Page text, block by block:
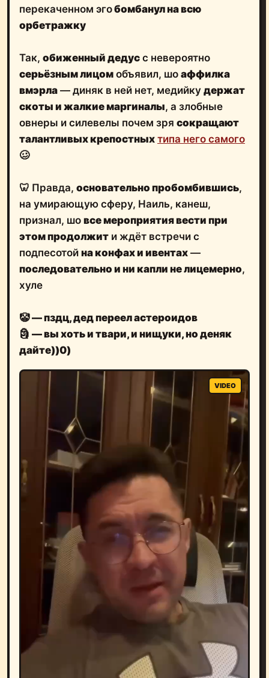
перекаченном эгобомбанул на всю
орбетражку
Так, обиженный дедус с невероятно
серьёзным лицом объявил, шо аффилка
вмэрла — диняк в ней нет, медийку держат
скоты и жалкие маргиналы, а злобные
овнеры и силевелы почем зря сокращают
талантливых крепостных типа него самого
🥴
🦷 Правда, основательно пробомбившись,
на умирающую сферу, Наиль, канеш,
признал, шо все мероприятия вести при
этом продолжит и ждёт встречи с
подпесотой на конфах и ивентах —
последовательно и ни капли не лицемерно,
хуле
🤡— пздц, дед переел астероидов
🗿 — вы хоть и твари, и нищуки, но деняк
дайте))0)